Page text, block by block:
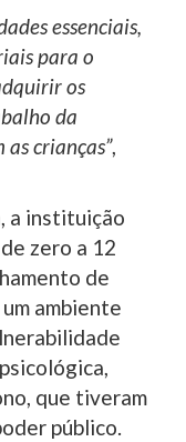
essenciais,
para o
os
da
crianças”,
a instituição
zero a 12
de
ambiente
que tiveram
público.